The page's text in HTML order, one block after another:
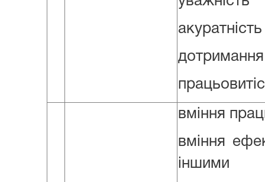
акуратність
вміння
вміння
іншими